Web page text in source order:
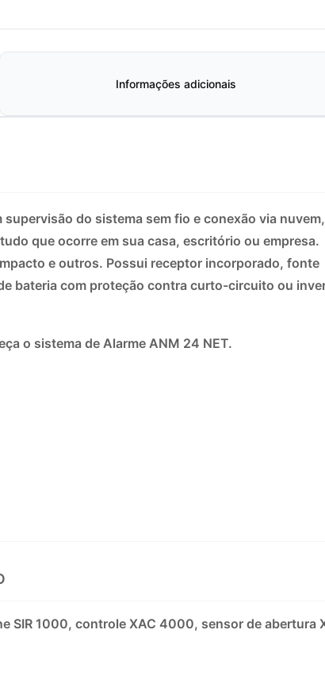
Informações adicionais
do sistema sem fio e conexão via
que ocorre em sua casa, escritório ou empresa.
e outros. Possui receptor incorporado, fonte
bateria com proteção contra curto-circuito ou
o sistema de Alarme ANM 24 NET.
SIR 1000, controle XAC 4000, sensor de abertura